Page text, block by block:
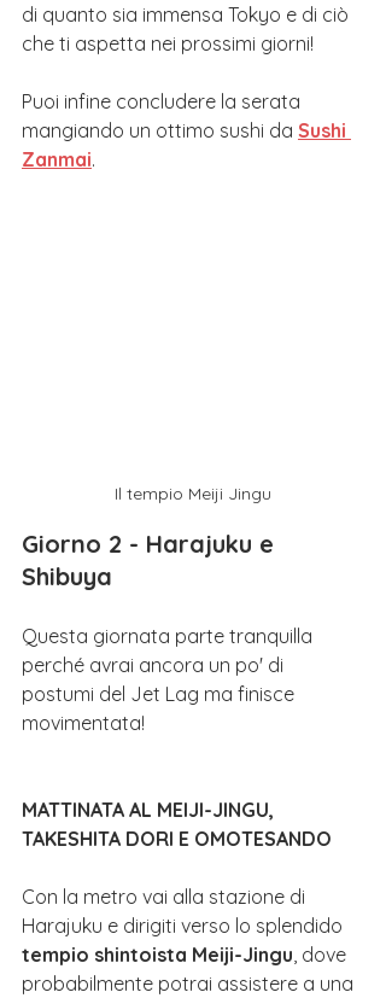
di quanto sia immensa Tokyo e di ciò
che ti aspetta nei prossimi giorni!
Puoi infine concludere la serata
mangiando un ottimo sushi da Sushi
Zanmai.
Il tempio Meiji Jingu
Giorno 2 - Harajuku e
Shibuya
Questa giornata parte tranquilla
perché avrai ancora un po' di
postumi del Jet Lag ma finisce
movimentata!
MATTINATA AL MEIJI-JINGU,
TAKESHITA DORI E OMOTESANDO
Con la metro vai alla stazione di
Harajuku e dirigiti verso lo splendido
tempio shintoista Meiji-Jingu, dove
probabilmente potrai assistere a una